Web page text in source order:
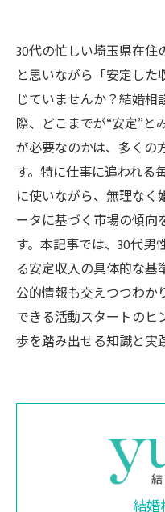
30代の忙しい埼玉県在
と思いながら「安定し
じていませんか？結婚
際、どこまでが“安定”
が必要なのかは、多くの
す。特に仕事に追われる
に使いながら、無理な
ータに基づく市場の傾向
す。本記事では、30代
る安定収入の具体的な基
公的情報も交えつつわか
できる活動スタートの
歩を踏み出せる知識と実
結婚